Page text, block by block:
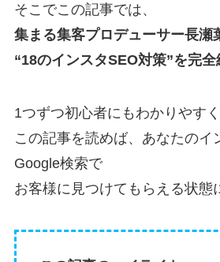
そこでこの記事では、
集まる集客プロデューサー長瀬
“18のインスタSEO対策”を完全
1つずつ初心者にもわかりやすく
この記事を読めば、あなたのイ
Google検索で
お客様に見つけてもらえる状態